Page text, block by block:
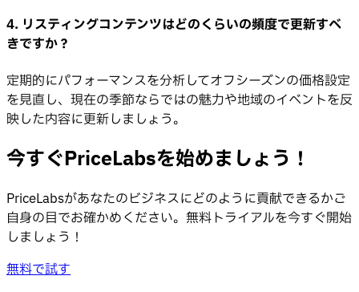
4. リスティングコンテンツはどのくらいの頻度で更新すべ
きですか？
定期的にパフォーマンスを分析してオフシーズンの価格設定
を見直し、現在の季節ならではの魅力や地域のイベントを反
映した内容に更新しましょう。
今すぐPriceLabsを始めましょう！
PriceLabsがあなたのビジネスにどのように貢献できるかご
自身の目でお確かめください。無料トライアルを今すぐ開始
しましょう！
無料で試す